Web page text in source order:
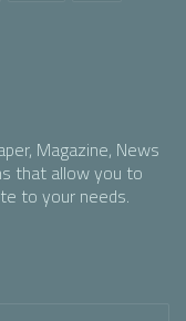
Magazine, News
that allow you to
to your needs.